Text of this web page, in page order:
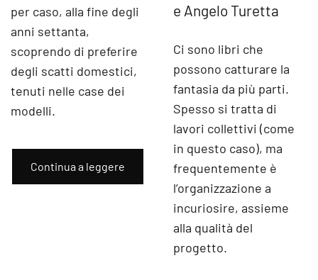
per caso, alla fine degli
anni settanta,
scoprendo di preferire
degli scatti domestici,
tenuti nelle case dei
modelli.
Continua a leggere
e Angelo Turetta
Ci sono libri che
possono catturare la
fantasia da più parti.
Spesso si tratta di
lavori collettivi (come
in questo caso), ma
frequentemente è
l’organizzazione a
incuriosire, assieme
alla qualità del
progetto.